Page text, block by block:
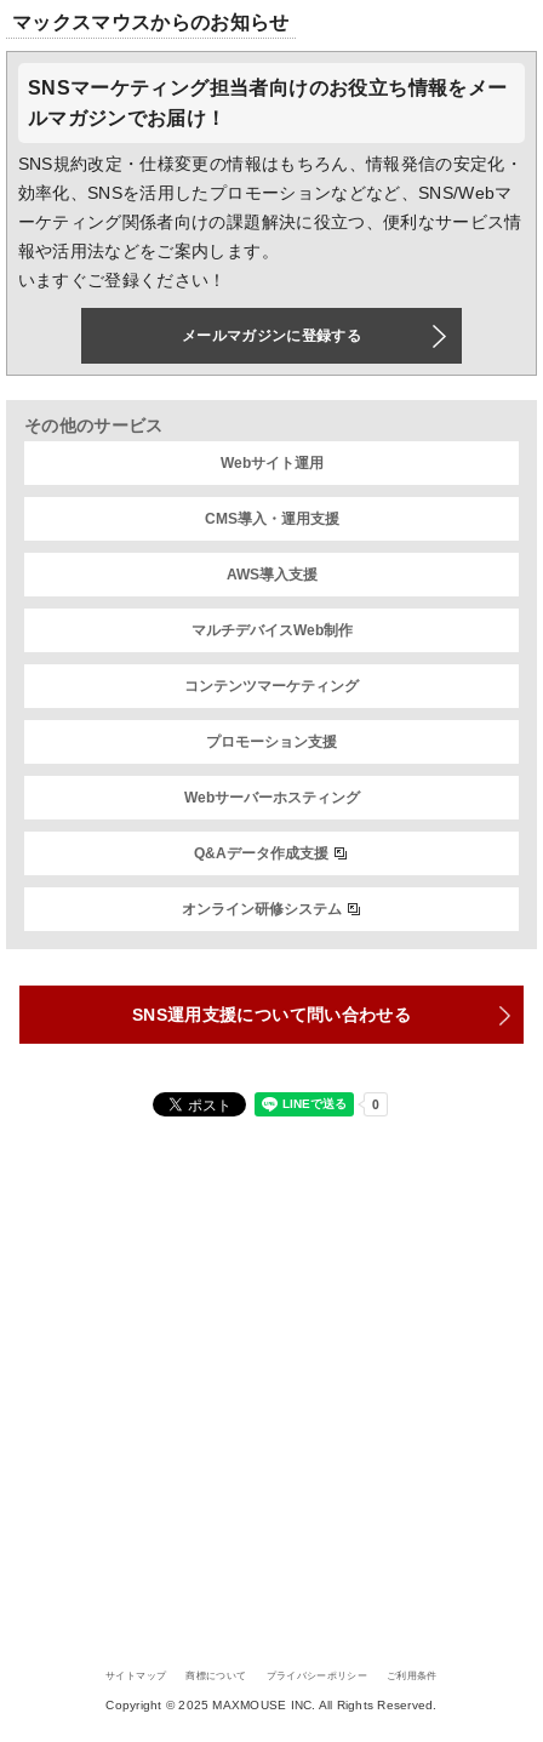
マックスマウスからのお知らせ
SNSマーケティング担当者向けのお役立ち情報をメー
ルマガジンでお届け！
SNS規約改定・仕様変更の情報はもちろん、情報発信の安定化・
効率化、SNSを活用したプロモーションなどなど、SNS/Webマ
ーケティング関係者向けの課題解決に役立つ、便利なサービス情
報や活用法などをご案内します。
いますぐご登録ください！
メールマガジンに登録する
その他のサービス
Webサイト運用
CMS導入・運用支援
AWS導入支援
マルチデバイスWeb制作
コンテンツマーケティング
プロモーション支援
Webサーバーホスティング
Q&Aデータ作成支援
オンライン研修システム
SNS運用支援について問い合わせる
サイトマップ 商標について プライバシーポリシー ご利用条件
Copyright © 2025 MAXMOUSE INC. All Rights Reserved.